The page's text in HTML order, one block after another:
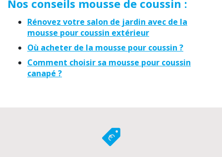
Nos conseils mousse de coussin :
Rénovez votre salon de jardin avec de la
mousse pour coussin extérieur
Où acheter de la mousse pour coussin ?
Comment choisir sa mousse pour coussin
canapé ?